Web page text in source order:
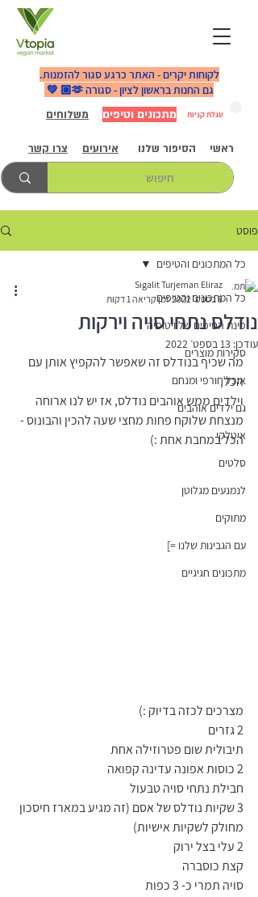
עגלת קניות
אירועים הסיפור שלנו
משלוחים
צרו קשר
מתכונים וטיפים
לקוחות יקרים - האתר כרגע סגור להזמנות.
גם החנות בראשון לציון - סגורה 🫶🏼 💚
ראשי
פוסט
כל המתכונים והטיפים
פינת הטיפים של ויטופיה
סקירות מוצרים
אוכל חורפי ומנחם
גם ילדים אוהבים
איטלקי
סלטים
לנמנעים מגלוטן
מתוקים
עם הגבינות שלנו =]
מתכונים חגיגיים
כל המתכונים והטיפים
נודלס נתחי סויה וירקות
Sigalit Turjeman Eliraz
8 בספט׳ 2022
זמן קריאה 1 דקות
עודכן: 13 בספט׳ 2022
מה שכיף בנודלס זה שאפשר להקפיץ אותן עם
הכל,
וילדים ממש אוהבים נודלס, אז יש לנו ארוחה
מנצחת שלוקח פחות מחצי שעה להכין והבונוס -
הכל במחבת אחת :)
מצרכים לכזה בדיוק :)
2 גזרים
תיבולית שום פטרוזילה אחת
2 כוסות אפונה עדינה קפואה
חבילת נתחי סויה טבעול
3 שקיות נודלס של אסם (זה מגיע במארז חיסכון
מחולק לשקיות אישיות)
2 עלי בצל ירוק
קצת כוסברה
סויה תמרי כ- 3 כפות